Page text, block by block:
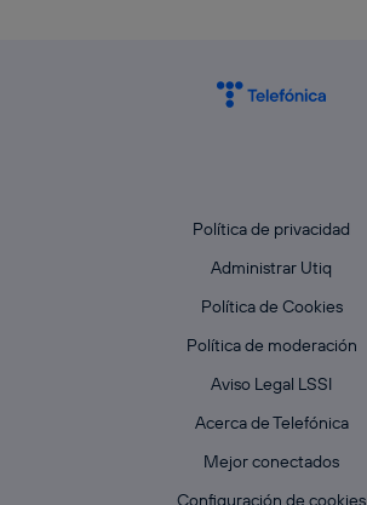
Política de privacidad
Administrar Utiq
Política de Cookies
Política de moderación
Aviso Legal LSSI
Acerca de Telefónica
Mejor conectados
Configuración de cookies